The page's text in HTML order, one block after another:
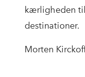
kærligheden
destinationer.
Morten